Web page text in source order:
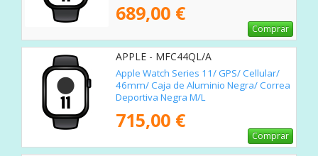
689,00 €
Comprar
APPLE - MFC44QL/A
Apple Watch Series 11/ GPS/ Cellular/
46mm/ Caja de Aluminio Negra/ Correa
Deportiva Negra M/L
715,00 €
Comprar